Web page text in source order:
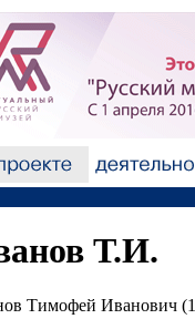
Т.И.
Тимофей Иванович